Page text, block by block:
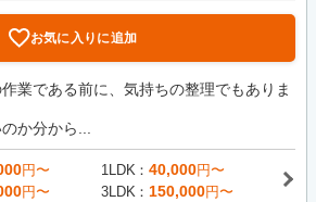
お気に入りに追加
業である前に、気持ちの整理でもありま
か分から...
円〜 1LDK 40,000円〜
円〜 3LDK 150,000円〜